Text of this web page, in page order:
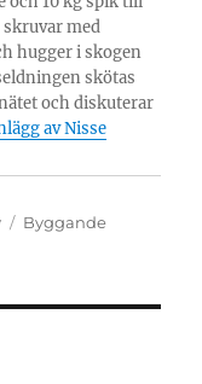
med
hugger i skogen
skötas
och diskuterar
av Nisse
Etiketter
Byggande